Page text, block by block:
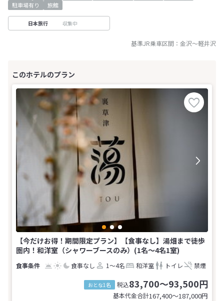
駐車場有り
旅館
日本旅行 収集中
基準JR乗車区間： 金沢～軽井沢
【今だけお得！期間限定プラン】【食事なし】湯畑まで徒歩
圏内！和洋室（シャワーブースのみ）(1名～4名1室)
食事なし 1～4名 和洋室 トイレ 禁煙
おとな1名 税込83,700～93,500円
基本代金合計167,400〜187,000円